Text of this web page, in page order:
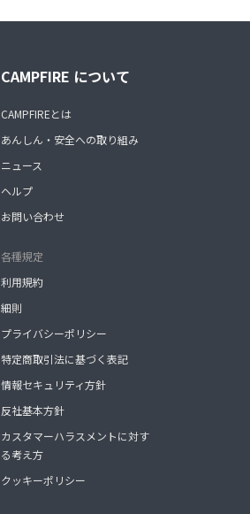
CAMPFIRE について
CAMPFIREとは
あんしん・安全への取り組み
ニュース
ヘルプ
お問い合わせ
各種規定
利用規約
細則
プライバシーポリシー
特定商取引法に基づく表記
情報セキュリティ方針
反社基本方針
カスタマーハラスメントに対す
る考え方
クッキーポリシー